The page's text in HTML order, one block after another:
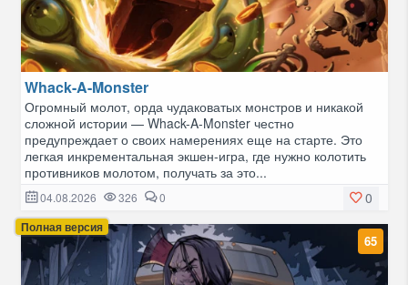
Whack-A-Monster
Огромный молот, орда чудаковатых монстров и никакой
сложной истории — Whack-A-Monster честно
предупреждает о своих намерениях еще на старте. Это
легкая инкрементальная экшен-игра, где нужно колотить
противников молотом, получать за это...
0
04.08.2026 326 0
Полная версия
65